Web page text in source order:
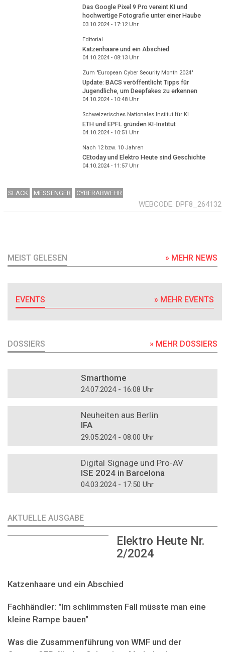
Das Google Pixel 9 Pro vereint KI und
hochwertige Fotografie unter einer Haube
03.10.2024 - 17:12Uhr
Editorial
Katzenhaare und ein Abschied
04.10.2024 - 08:13Uhr
Zum "European Cyber Security Month 2024"
Update: BACS veröffentlicht Tipps für
Jugendliche, um Deepfakes zu erkennen
04.10.2024 - 10:48Uhr
Schweizerisches Nationales Institut für KI
ETH und EPFL gründen KI-Institut
04.10.2024 - 10:51 Uhr
Nach 12 bzw. 10 Jahren
CEtoday und Elektro Heute sind Geschichte
04.10.2024 - 11:57Uhr
SLACK MESSENGER CYBERABWEHR
WEBCODE DPF8_264132
MEIST GELESEN » MEHR NEWS
EVENTS » MEHR EVENTS
DOSSIERS » MEHR DOSSIERS
Smarthome
24.07.2024 - 16:08 Uhr
Neuheiten aus Berlin
IFA
29.05.2024 - 08:00 Uhr
Digital Signage und Pro-AV
ISE 2024 in Barcelona
04.03.2024 - 17:50 Uhr
AKTUELLE AUSGABE
Elektro Heute Nr.
2/2024
Katzenhaare und ein Abschied
Fachhändler: "Im schlimmsten Fall müsste man eine
kleine Rampe bauen"
Was die Zusammenführung von WMF und der